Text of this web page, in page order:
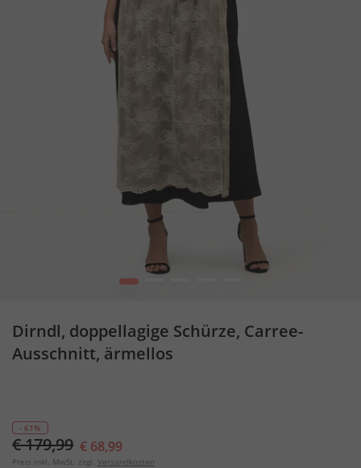
1
Dirndl, doppellagige Schürze, Carree-
Ausschnitt, ärmellos
- 61%
€ 179,99 € 68,99
Preis inkl. MwSt. zzgl. Versandkosten